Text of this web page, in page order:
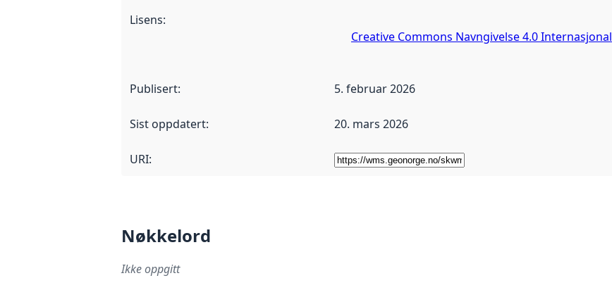
Lisens:
Creative Commons Navngivelse 4.0 Internasjonal
Publisert: 5. februar 2026
Sist oppdatert: 20. mars 2026
URI:
Nøkkelord
Ikke oppgitt